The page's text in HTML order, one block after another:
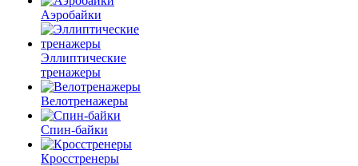
Аэробайки
Эллиптические
тренажеры
Велотренажеры
Спин-байки
Кросстренеры